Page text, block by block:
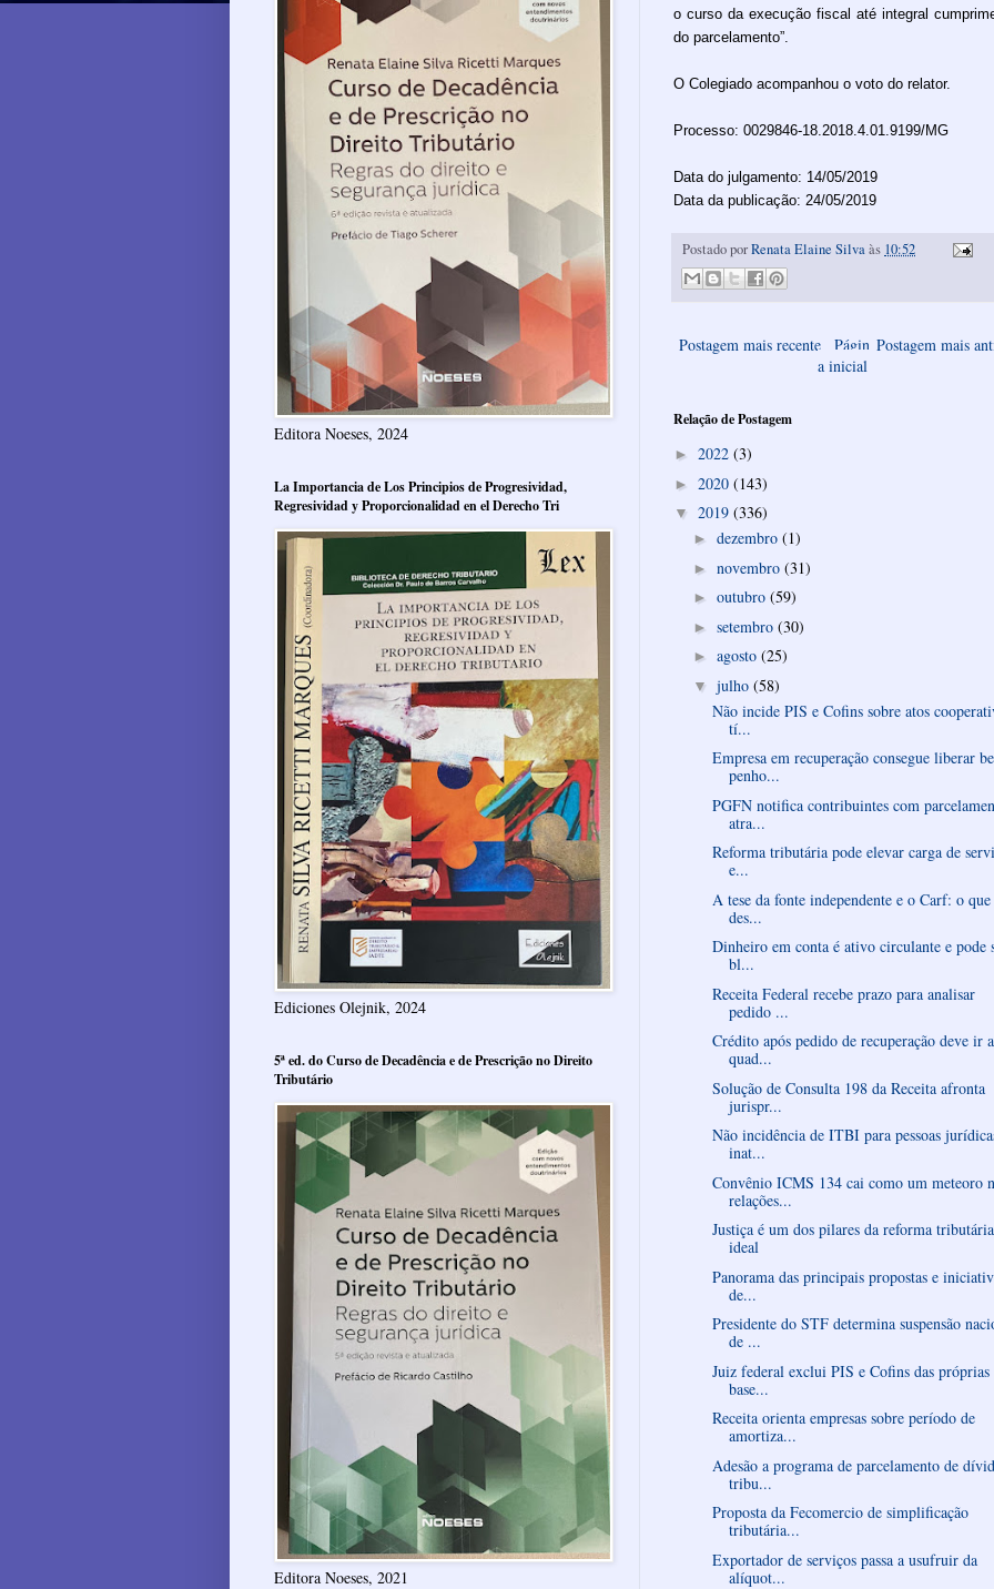
o curso da execução fiscal até integral
do parcelamento”.
O Colegiado acompanhou o voto do relator.
Processo: 0029846-18.2018.4.01.9199/MG
Data do julgamento: 14/05/2019
Data da publicação: 24/05/2019
Postado porRenata Elaine Silvaàs 10:52
Postagem mais recente Postagem mais
Págin
a inicial
Relação de Postagem
► 2022 (3)
► 2020 (143)
▼ 2019 (336)
► dezembro (1)
► novembro (31)
► outubro (59)
► setembro (30)
► agosto (25)
▼ julho (58)
Não incide PIS e Cofins sobre atos
tí...
Empresa em recuperação consegue liberar
penho...
PGFN notifica contribuintes com
atra...
Reforma tributária pode elevar carga de
e...
A tese da fonte independente e o Carf: o que
des...
Dinheiro em conta é ativo circulante e pode
bl...
Receita Federal recebe prazo para analisar
pedido ...
Crédito após pedido de recuperação deve ir
quad...
Solução de Consulta 198 da Receita afronta
jurispr...
Não incidência de ITBI para pessoas
inat...
Convênio ICMS 134 cai como um meteoro
relações...
Justiça é um dos pilares da reforma tributária
ideal
Panorama das principais propostas e
de...
Presidente do STF determina suspensão
de ...
Juiz federal exclui PIS e Cofins das próprias
base...
Receita orienta empresas sobre período de
amortiza...
Adesão a programa de parcelamento de
tribu...
Proposta da Fecomercio de simplificação
tributária...
Exportador de serviços passa a usufruir da
alíquot...
Editora Noeses, 2024
La Importancia de Los Principios de Progresividad,
Regresividad y Proporcionalidad en el Derecho Tri
Ediciones Olejnik, 2024
5ª ed. do Curso de Decadência e de Prescrição no Direito
Tributário
Editora Noeses, 2021